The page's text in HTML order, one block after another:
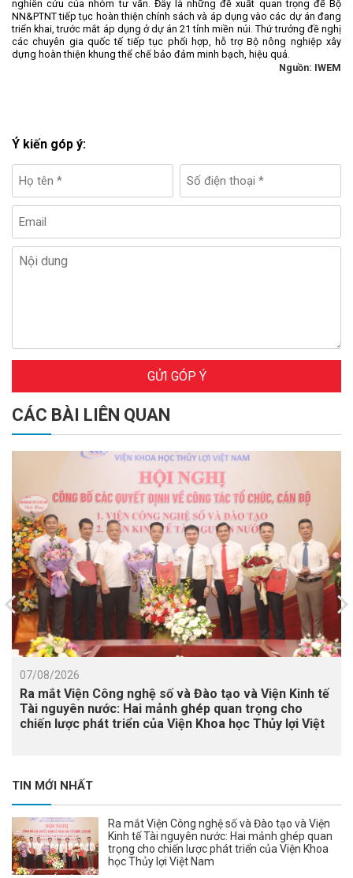
nghiên cứu của nhóm tư vấn. Đây là những đề xuất quan trọng để Bộ
NN&PTNT tiếp tục hoàn thiện chính sách và áp dụng vào các dự án đang
triển khai, trước mắt áp dụng ở dự án 21 tỉnh miền núi. Thứ trưởng đề nghị
các chuyên gia quốc tế tiếp tục phối hợp, hỗ trợ Bộ nông nghiệp xây
dựng hoàn thiện khung thể chế bảo đảm minh bạch, hiệu quả.
Nguồn: IWEM
Ý kiến góp ý:
GỬI GÓP Ý
CÁC BÀI LIÊN QUAN
07/08/2026
Ra mắt Viện Công nghệ số và Đào tạo và Viện Kinh tế
Tài nguyên nước: Hai mảnh ghép quan trọng cho
chiến lược phát triển của Viện Khoa học Thủy lợi Việt
TIN MỚI NHẤT
Ra mắt Viện Công nghệ số và Đào tạo và Viện
Kinh tế Tài nguyên nước: Hai mảnh ghép quan
trọng cho chiến lược phát triển của Viện Khoa
học Thủy lợi Việt Nam